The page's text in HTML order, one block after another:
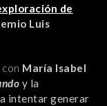
de
Luis
María Isabel
y la
intentar generar